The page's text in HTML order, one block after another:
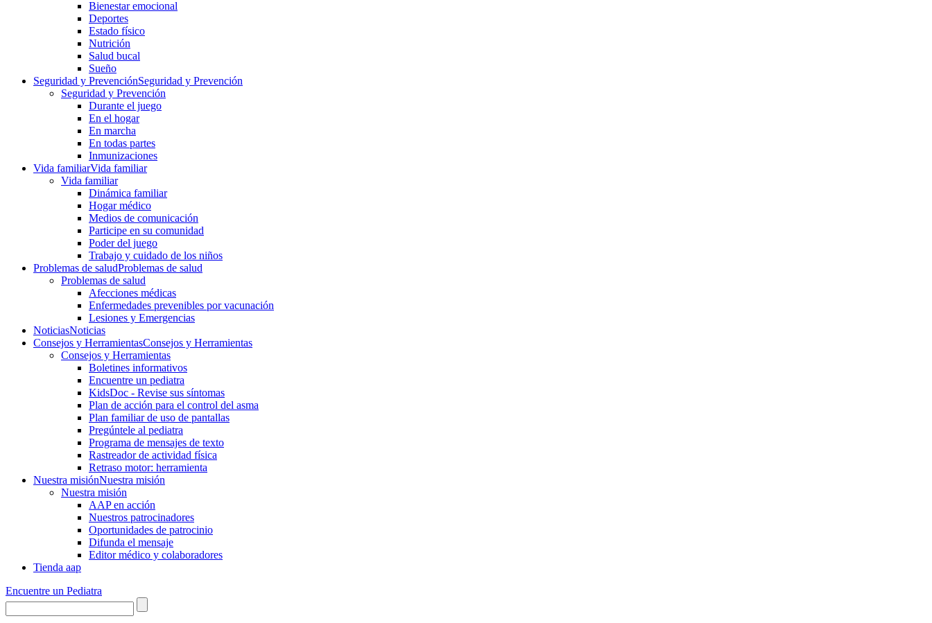
Bienestar emocional
Deportes
Estado físico
Nutrición
Salud bucal
Sueño
Seguridad y PrevenciónSeguridad y Prevención
Seguridad y Prevención
Durante el juego
En el hogar
En marcha
En todas partes
Inmunizaciones
Vida familiarVida familiar
Vida familiar
Dinámica familiar
Hogar médico
Medios de comunicación
Participe en su comunidad
Poder del juego
Trabajo y cuidado de los niños
Problemas de saludProblemas de salud
Problemas de salud
Afecciones médicas
Enfermedades prevenibles por vacunación
Lesiones y Emergencias
NoticiasNoticias
Consejos y HerramientasConsejos y Herramientas
Consejos y Herramientas
Boletines informativos
Encuentre un pediatra
KidsDoc - Revise sus síntomas
Plan de acción para el control del asma
Plan familiar de uso de pantallas
Pregúntele al pediatra
Programa de mensajes de texto
Rastre​​ador de activida​d física
Retraso motor: herramienta
Nuestra misiónNuestra misión
Nuestra misión
AAP en acción
Nuestros patrocinadores
Oportunidades de patrocinio
Difunda el mensaje
Editor médico y colaboradores
Tienda aap
Encuentre un Pediatra